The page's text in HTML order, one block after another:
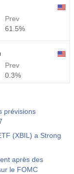
Prev
61.5%
Prev
0.3%
Prev
Prev
49 K
prévisions
(XBIL) a Strong
après des
le FOMC